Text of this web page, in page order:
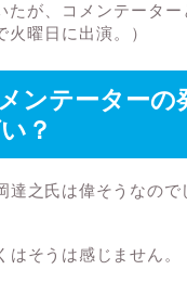
たが、コメンテータ
火曜日に出演。）
ンテーターの
？
達之氏は偉そうなので
そうは感じません。